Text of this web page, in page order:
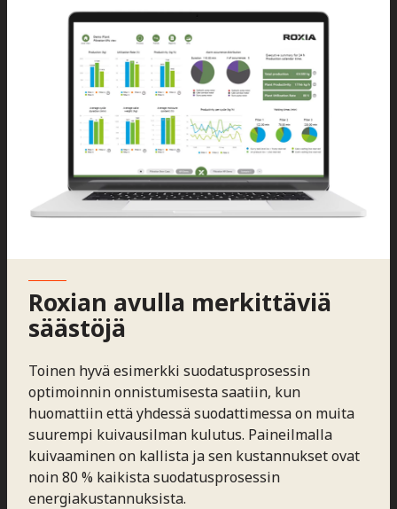
Roxian avulla merkittäviä
säästöjä
Toinen hyvä esimerkki suodatusprosessin
optimoinnin onnistumisesta saatiin, kun
huomattiin että yhdessä suodattimessa on muita
suurempi kuivausilman kulutus. Paineilmalla
kuivaaminen on kallista ja sen kustannukset ovat
noin 80 % kaikista suodatusprosessin
energiakustannuksista.